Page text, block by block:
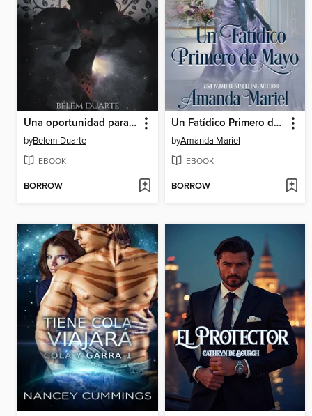
Una oportunidad para amarte
byBelem Duarte
EBOOK
BORROW
Un Fatídico Primero de Mayo
byAmanda Mariel
EBOOK
BORROW